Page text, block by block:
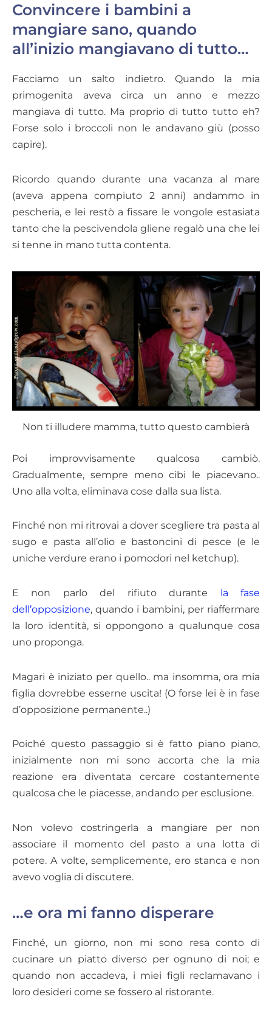
Convincere i bambini a
mangiare sano, quando
all’inizio mangiavano di tutto…
Facciamo un salto indietro. Quando la mia
primogenita aveva circa un anno e mezzo
mangiava di tutto. Ma proprio di tutto tutto eh?
Forse solo i broccoli non le andavano giù (posso
capire).
Ricordo quando durante una vacanza al mare
(aveva appena compiuto 2 anni) andammo in
pescheria, e lei restò a fissare le vongole estasiata
tanto che la pescivendola gliene regalò una che lei
si tenne in mano tutta contenta.
Non ti illudere mamma, tutto questo cambierà
Poi improvvisamente qualcosa cambiò.
Gradualmente, sempre meno cibi le piacevano..
Uno alla volta, eliminava cose dalla sua lista.
Finché non mi ritrovai a dover scegliere tra pasta al
sugo e pasta all’olio e bastoncini di pesce (e le
uniche verdure erano i pomodori nel ketchup).
E non parlo del rifiuto durante la fase
dell’opposizione, quando i bambini, per riaffermare
la loro identità, si oppongono a qualunque cosa
uno proponga.
Magari è iniziato per quello.. ma insomma, ora mia
figlia dovrebbe esserne uscita! (O forse lei è in fase
d’opposizione permanente..)
Poiché questo passaggio si è fatto piano piano,
inizialmente non mi sono accorta che la mia
reazione era diventata cercare costantemente
qualcosa che le piacesse, andando per esclusione.
Non volevo costringerla a mangiare per non
associare il momento del pasto a una lotta di
potere. A volte, semplicemente, ero stanca e non
avevo voglia di discutere.
…e ora mi fanno disperare
Finché, un giorno, non mi sono resa conto di
cucinare un piatto diverso per ognuno di noi; e
quando non accadeva, i miei figli reclamavano i
loro desideri come se fossero al ristorante.